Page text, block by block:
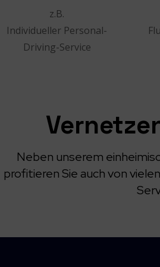
z.B.
Individueller Personal-
Driving-Service
Neben unserem
profitieren Sie auch von